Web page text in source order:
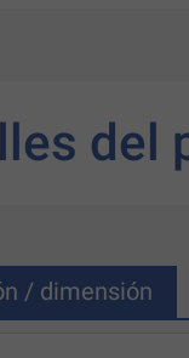
del
/ dimensión